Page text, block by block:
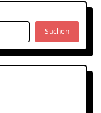
Suchen